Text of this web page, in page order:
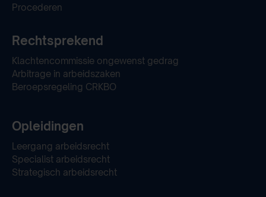
Procederen
Rechtsprekend
Klachtencommissie ongewenst gedrag
Arbitrage in arbeidszaken
Beroepsregeling CRKBO
Opleidingen
Leergang arbeidsrecht
Specialist arbeidsrecht
Strategisch arbeidsrecht